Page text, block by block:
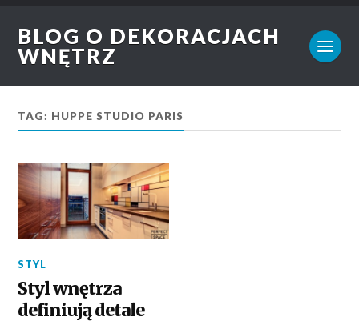
BLOG O DEKORACJACH
WNĘTRZ
TAG: HUPPE STUDIO PARIS
STYL
Styl wnętrza
definiują detale